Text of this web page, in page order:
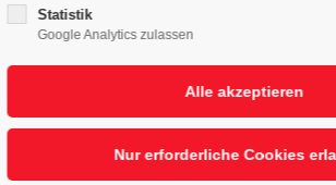
Statistik
Google Analytics zulassen